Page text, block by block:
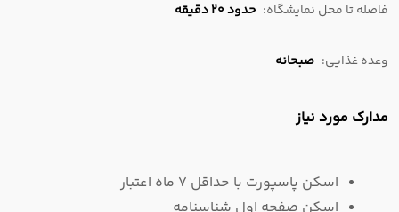
فاصله تا محل نمایشگاه: حدود 20 دقیقه
وعده غذایی: صبحانه
مدارک مورد نیاز
اسکن پاسپورت با حداقل 7 ماه اعتبار